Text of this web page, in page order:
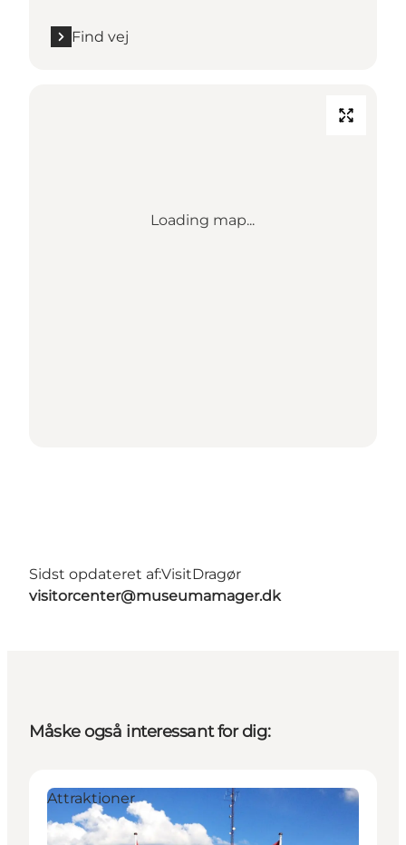
Find vej
Loading map...
Sidst opdateret af:VisitDragør
visitorcenter@museumamager.dk
Måske også interessant for dig:
Attraktioner